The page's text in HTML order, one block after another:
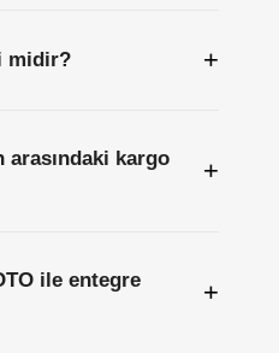
midir? +
arasındaki kargo
+
ile entegre
+